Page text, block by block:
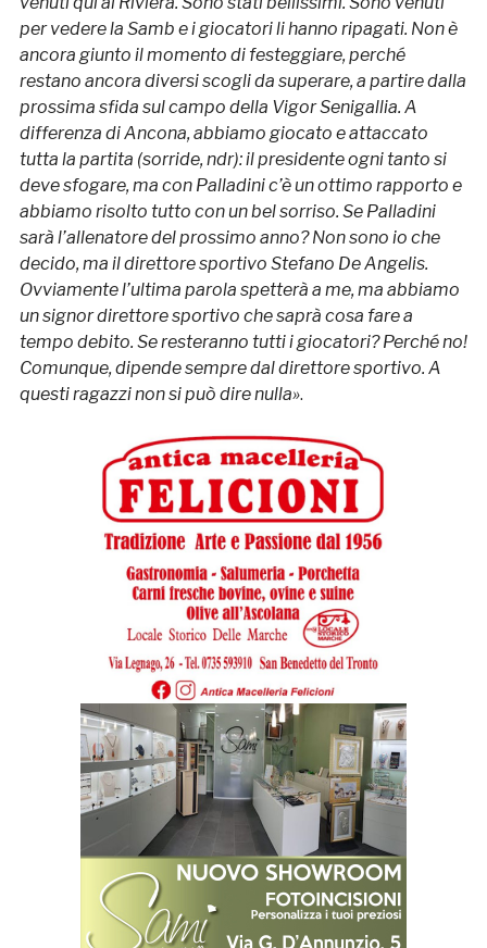
per vedere la Samb e i giocatori li hanno ripagati. Non è
ancora giunto il momento di festeggiare, perché
restano ancora diversi scogli da superare, a partire dalla
prossima sfida sul campo della Vigor Senigallia. A
differenza di Ancona, abbiamo giocato e attaccato
tutta la partita (sorride, ndr): il presidente ogni tanto si
deve sfogare, ma con Palladini c’è un ottimo rapporto e
abbiamo risolto tutto con un bel sorriso. Se Palladini
sarà l’allenatore del prossimo anno? Non sono io che
decido, ma il direttore sportivo Stefano De Angelis.
Ovviamente l’ultima parola spetterà a me, ma abbiamo
un signor direttore sportivo che saprà cosa fare a
tempo debito. Se resteranno tutti i giocatori? Perché no!
Comunque, dipende sempre dal direttore sportivo. A
questi ragazzi non si può dire nulla».